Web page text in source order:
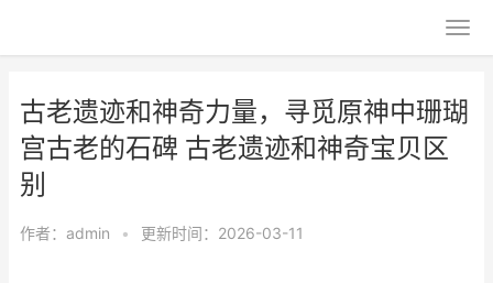
古老遗迹和神奇力量，寻觅原神中珊瑚
宫古老的石碑 古老遗迹和神奇宝贝区
别
作者： admin • 更新时间：2026-03-11